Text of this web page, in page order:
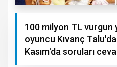
100 milyon TL vurgun
oyuncu Kıvanç
Kasım'da soruları